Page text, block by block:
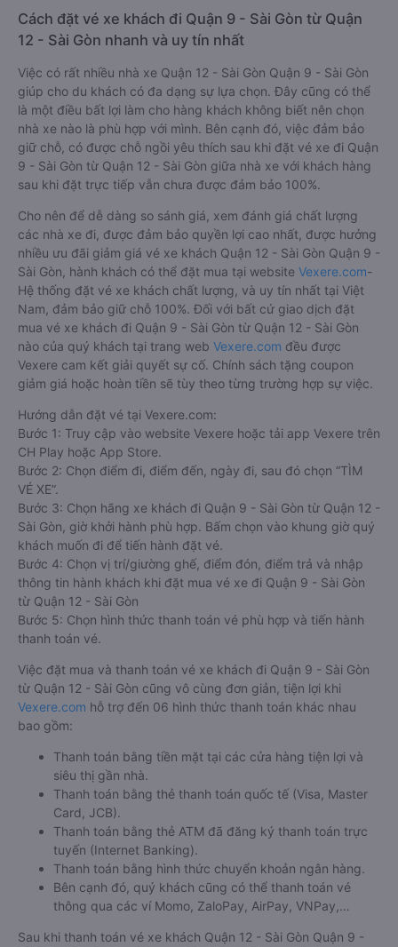
Cách đặt vé xe khách đi Quận 9 - Sài Gòn từ Quận
12 - Sài Gòn nhanh và uy tín nhất
Việc có rất nhiều nhà xe Quận 12 - Sài Gòn Quận 9 - Sài Gòn
giúp cho du khách có đa dạng sự lựa chọn. Đây cũng có thể
là một điều bất lợi làm cho hàng khách không biết nên chọn
nhà xe nào là phù hợp với mình. Bên cạnh đó, việc đảm bảo
giữ chỗ, có được chỗ ngồi yêu thích sau khi đặt vé xe đi Quận
9 - Sài Gòn từ Quận 12 - Sài Gòn giữa nhà xe với khách hàng
sau khi đặt trực tiếp vẫn chưa được đảm bảo 100%.
Cho nên để dễ dàng so sánh giá, xem đánh giá chất lượng
các nhà xe đi, được đảm bảo quyền lợi cao nhất, được hưởng
nhiều ưu đãi giảm giá vé xe khách Quận 12 - Sài Gòn Quận 9 -
Sài Gòn, hành khách có thể đặt mua tại website Vexere.com-
Hệ thống đặt vé xe khách chất lượng, và uy tín nhất tại Việt
Nam, đảm bảo giữ chỗ 100%. Đối với bất cứ giao dịch đặt
mua vé xe khách đi Quận 9 - Sài Gòn từ Quận 12 - Sài Gòn
nào của quý khách tại trang web Vexere.com đều được
Vexere cam kết giải quyết sự cố. Chính sách tặng coupon
giảm giá hoặc hoàn tiền sẽ tùy theo từng trường hợp sự việc.
Hướng dẫn đặt vé tại Vexere.com:
Bước 1: Truy cập vào website Vexere hoặc tải app Vexere trên
CH Play hoặc App Store.
Bước 2: Chọn điểm đi, điểm đến, ngày đi, sau đó chọn “TÌM
VÉ XE”.
Bước 3: Chọn hãng xe khách đi Quận 9 - Sài Gòn từ Quận 12 -
Sài Gòn, giờ khởi hành phù hợp. Bấm chọn vào khung giờ quý
khách muốn đi để tiến hành đặt vé.
Bước 4: Chọn vị trí/giường ghế, điểm đón, điểm trả và nhập
thông tin hành khách khi đặt mua vé xe đi Quận 9 - Sài Gòn
từ Quận 12 - Sài Gòn
Bước 5: Chọn hình thức thanh toán vé phù hợp và tiến hành
thanh toán vé.
Việc đặt mua và thanh toán vé xe khách đi Quận 9 - Sài Gòn
từ Quận 12 - Sài Gòn cũng vô cùng đơn giản, tiện lợi khi
Vexere.com hỗ trợ đến 06 hình thức thanh toán khác nhau
bao gồm:
Thanh toán bằng tiền mặt tại các cửa hàng tiện lợi và
siêu thị gần nhà.
Thanh toán bằng thẻ thanh toán quốc tế (Visa, Master
Card, JCB).
Thanh toán bằng thẻ ATM đã đăng ký thanh toán trực
tuyến (Internet Banking).
Thanh toán bằng hình thức chuyển khoản ngân hàng.
Bên cạnh đó, quý khách cũng có thể thanh toán vé
thông qua các ví Momo, ZaloPay, AirPay, VNPay,…
Sau khi thanh toán vé xe khách Quận 12 - Sài Gòn Quận 9 -